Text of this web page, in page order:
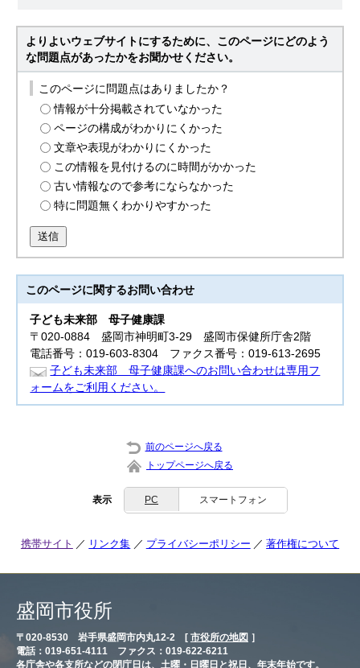
よりよいウェブサイトにするために、このページにどのよう
な問題点があったかをお聞かせください。
このページに問題点はありましたか？
情報が十分掲載されていなかった
ページの構成がわかりにくかった
文章や表現がわかりにくかった
この情報を見付けるのに時間がかかった
古い情報なので参考にならなかった
特に問題無くわかりやすかった
送信
このページに関するお問い合わせ
子ども未来部母子健康課
〒020-0884 盛岡市神明町3-29 盛岡市保健所庁舎2階
電話番号：019-603-8304 ファクス番号：019-613-2695
子ども未来部 母子健康課へのお問い合わせは専用フ
ォームをご利用ください。
前のページへ戻る
トップページへ戻る
表示 PC スマートフォン
携帯サイト リンク集 プライバシーポリシー 著作権について
盛岡市役所
〒020-8530 岩手県盛岡市内丸12-2 [ 市役所の地図 ］
電話：019-651-4111 ファクス：019-622-6211
各庁舎や各支所などの閉庁日は、土曜・日曜日と祝日、年末年始です。